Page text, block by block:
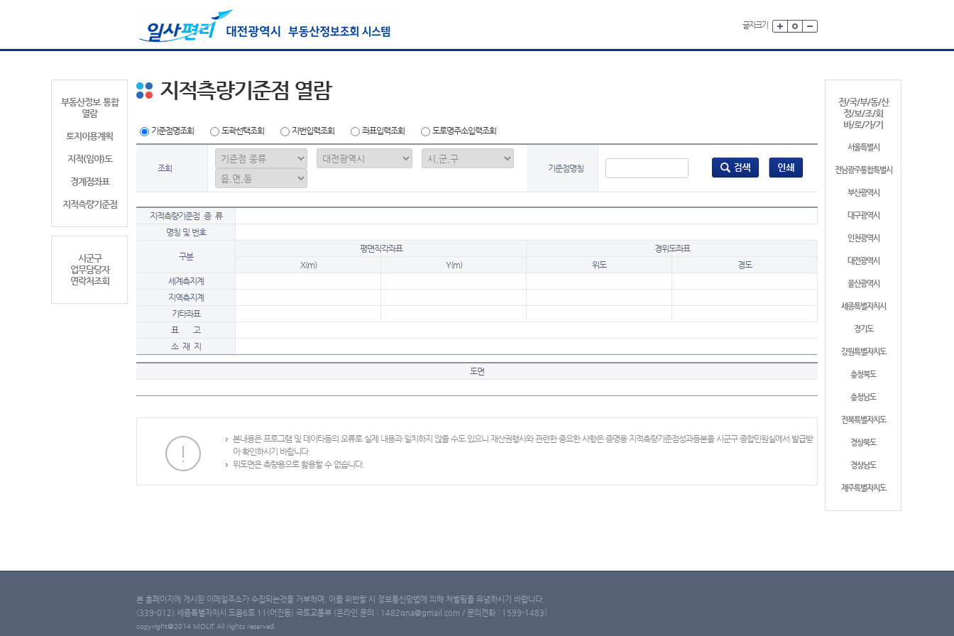
글자크기
부동산정보 통합
열람
토지이용계획
지적(임야)도
경계점좌표
지적측량기준점
시군구
업무담당자
연락처조회
전/국/부/동/산
정/보/조/회
바/로/가/기
서울특별시
전남광주통합특별시
부산광역시
대구광역시
인천광역시
대전광역시
울산광역시
세종특별자치시
경기도
강원특별자치도
충청북도
충청남도
전북특별자치도
경상북도
경상남도
제주특별자치도
지적측량기준점 열람
기준점명조회 도곽선택조회 지번입력조회 좌표입력조회 도로명주소입력조회
조회 기준점명칭
지적측량기준점 종 류
명칭 및 번호
구분
평면직각좌표
경위도좌표
X(m)
Y(m) 위도
경도
세계측지계
지역측지계
기타좌표
표 고
소 재 지
도면
본내용은 프로그램 및 데이타등의 오류로 실제 내용과 일치하지 않을 수도 있으니 재산권행사와 관련한 중요한 사항은 증명용 지적측량기준점성과등본을 시군구 종합민원실에서 발급받
아 확인하시기 바랍니다.
위도면은 측량용으로 활용할 수 없습니다.
본 홈페이지에 게시된 이메일주소가 수집되는것을 거부하며, 이를 위반할 시 정보통신망법에 의해 처벌됨을 유념하시기 바랍니다.
(339-012) 세종특별자치시 도움6로 11(어진동) 국토교통부 (온라인 문의 : 1482qna@gmail.com / 문의전화 : 1599-1483)
copyright@2014 MOLIT All rights reserved.